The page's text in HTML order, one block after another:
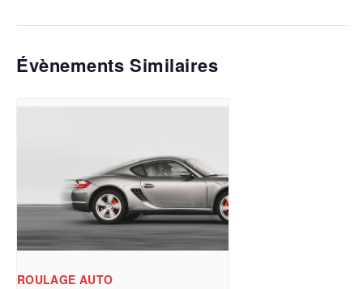
Évènements Similaires
ROULAGE AUTO